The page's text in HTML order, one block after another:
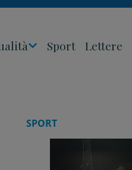
Sport Lettere
SPORT